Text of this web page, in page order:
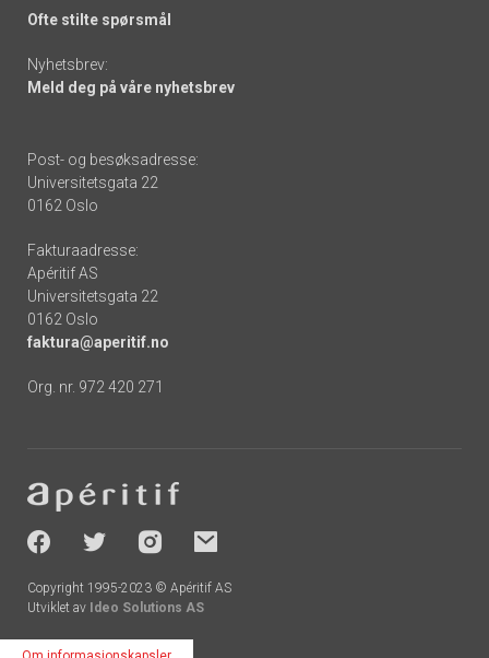
Ofte stilte spørsmål
Nyhetsbrev:
Meld deg på våre nyhetsbrev
Post- og besøksadresse:
Universitetsgata 22
0162 Oslo
Fakturaadresse:
Apéritif AS
Universitetsgata 22
0162 Oslo
faktura@aperitif.no
Org. nr. 972 420 271
-
socials
Copyright 1995-2023 © Apéritif AS
Utviklet av Ideo Solutions AS